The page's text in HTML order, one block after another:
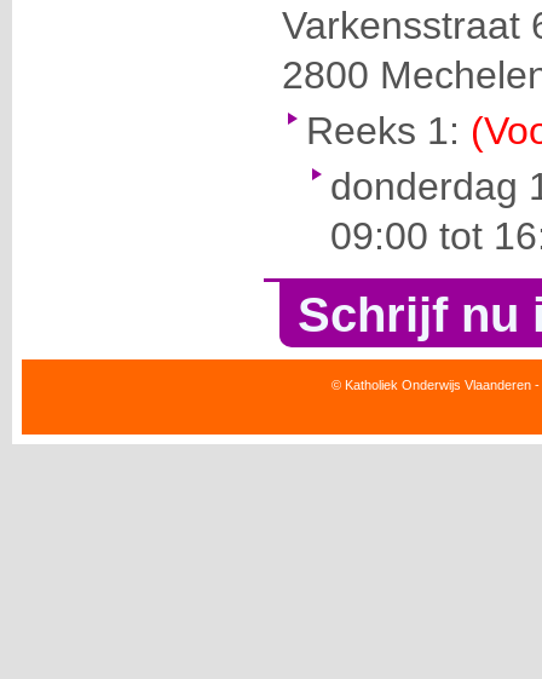
Varkensstraat
2800
Reeks 1:
donderdag
09:00 tot
Schrijf nu
© Katholiek Onderwijs Vlaanderen